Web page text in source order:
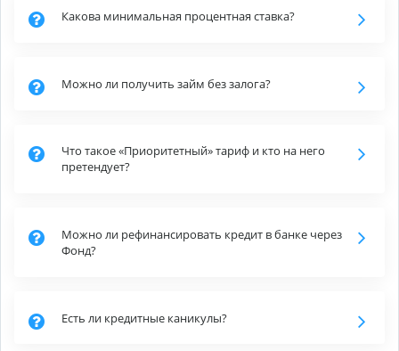
Какова минимальная процентная ставка?
Можно ли получить займ без залога?
Что такое «Приоритетный» тариф и кто на него
претендует?
Можно ли рефинансировать кредит в банке через
Фонд?
Есть ли кредитные каникулы?